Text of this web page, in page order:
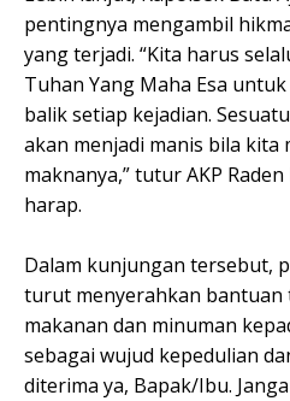
pentingnya mengambil
yang terjadi. “Kita harus
Tuhan Yang Maha Esa
balik setiap kejadian.
akan menjadi manis bila kita
maknanya,” tutur AKP
harap.
Dalam kunjungan tersebut,
turut menyerahkan bantuan
makanan dan minuman
sebagai wujud kepedulian
diterima ya, Bapak/Ibu.